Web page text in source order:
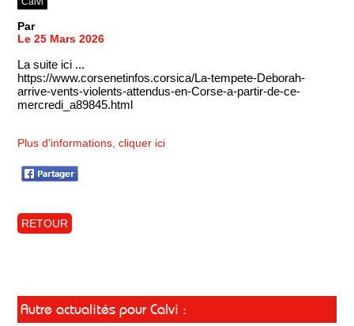
Par
Le 25 Mars 2026
La suite ici ...
https://www.corsenetinfos.corsica/La-tempete-Deborah-
arrive-vents-violents-attendus-en-Corse-a-partir-de-ce-
mercredi_a89845.html
Plus d'informations, cliquer ici
RETOUR
Autre actualités pour Calvi :